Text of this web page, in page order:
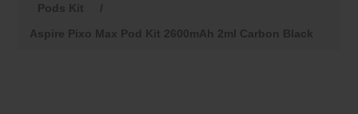
Pods Kit
/
Aspire Pixo Max Pod Kit 2600mAh 2ml Carbon Black